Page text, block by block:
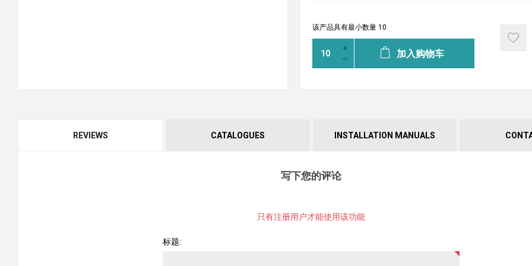
该产品具有最小数量 10
加入购物车
REVIEWS CATALOGUES INSTALLATION MANUALS
写下您的评论
只有注册用户才能使用该功能
标题: